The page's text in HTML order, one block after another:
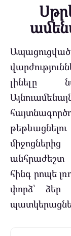
լինելը
անհրաժեշտ
հինգ րոպե
փորձ՝ ձեր